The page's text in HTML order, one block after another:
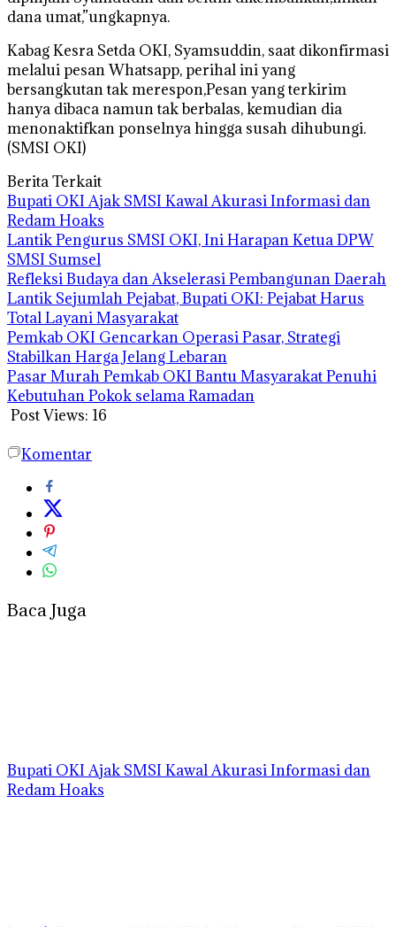
dana umat,”ungkapnya.
Kabag Kesra Setda OKI, Syamsuddin, saat dikonfirmasi
melalui pesan Whatsapp, perihal ini yang
bersangkutan tak merespon,Pesan yang terkirim
hanya dibaca namun tak berbalas, kemudian dia
menonaktifkan ponselnya hingga susah dihubungi.
(SMSI OKI)
Berita Terkait
Bupati OKI Ajak SMSI Kawal Akurasi Informasi dan
Redam Hoaks
Lantik Pengurus SMSI OKI, Ini Harapan Ketua DPW
SMSI Sumsel
Refleksi Budaya dan Akselerasi Pembangunan Daerah
Lantik Sejumlah Pejabat, Bupati OKI: Pejabat Harus
Total Layani Masyarakat
Pemkab OKI Gencarkan Operasi Pasar, Strategi
Stabilkan Harga Jelang Lebaran
Pasar Murah Pemkab OKI Bantu Masyarakat Penuhi
Kebutuhan Pokok selama Ramadan
Post Views: 16
Komentar
Baca Juga
Bupati OKI Ajak SMSI Kawal Akurasi Informasi dan
Redam Hoaks